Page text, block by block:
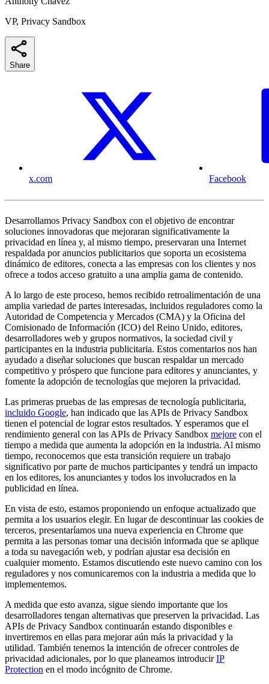
VP, Privacy Sandbox
Share
x.com Facebook
Desarrollamos Privacy Sandbox con el objetivo de encontrar
soluciones innovadoras que mejoraran significativamente la
privacidad en línea y, al mismo tiempo, preservaran una Internet
respaldada por anuncios publicitarios que soporta un ecosistema
dinámico de editores, conecta a las empresas con los clientes y nos
ofrece a todos acceso gratuito a una amplia gama de contenido.
A lo largo de este proceso, hemos recibido retroalimentación de una
amplia variedad de partes interesadas, incluidos reguladores como la
Autoridad de Competencia y Mercados (CMA) y la Oficina del
Comisionado de Información (ICO) del Reino Unido, editores,
desarrolladores web y grupos normativos, la sociedad civil y
participantes en la industria publicitaria. Estos comentarios nos han
ayudado a diseñar soluciones que buscan respaldar un mercado
competitivo y próspero que funcione para editores y anunciantes, y
fomente la adopción de tecnologías que mejoren la privacidad.
Las primeras pruebas de las empresas de tecnología publicitaria,
incluido Google, han indicado que las APIs de Privacy Sandbox
tienen el potencial de lograr estos resultados. Y esperamos que el
rendimiento general con las APIs de Privacy Sandbox mejore con el
tiempo a medida que aumenta la adopción en la industria. Al mismo
tiempo, reconocemos que esta transición requiere un trabajo
significativo por parte de muchos participantes y tendrá un impacto
en los editores, los anunciantes y todos los involucrados en la
publicidad en línea.
En vista de esto, estamos proponiendo un enfoque actualizado que
permita a los usuarios elegir. En lugar de descontinuar las cookies de
terceros, presentaríamos una nueva experiencia en Chrome que
permita a las personas tomar una decisión informada que se aplique
a toda su navegación web, y podrían ajustar esa decisión en
cualquier momento. Estamos discutiendo este nuevo camino con los
reguladores y nos comunicaremos con la industria a medida que lo
implementemos.
A medida que esto avanza, sigue siendo importante que los
desarrolladores tengan alternativas que preserven la privacidad. Las
APIs de Privacy Sandbox continuarán estando disponibles e
invertiremos en ellas para mejorar aún más la privacidad y la
utilidad. También tenemos la intención de ofrecer controles de
privacidad adicionales, por lo que planeamos introducirIP
Protection en el modo incógnito de Chrome.